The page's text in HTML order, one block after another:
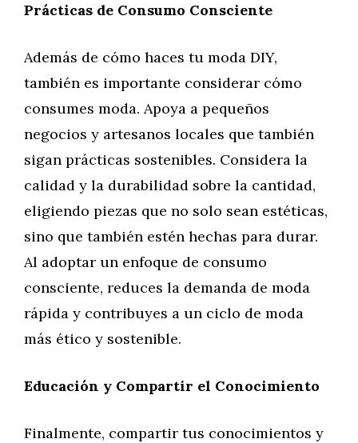
Prácticas de Consumo Consciente
Además de cómo haces tu moda DIY,
también es importante considerar cómo
consumes moda. Apoya a pequeños
negocios y artesanos locales que también
sigan prácticas sostenibles. Considera la
calidad y la durabilidad sobre la cantidad,
eligiendo piezas que no solo sean estéticas,
sino que también estén hechas para durar.
Al adoptar un enfoque de consumo
consciente, reduces la demanda de moda
rápida y contribuyes a un ciclo de moda
más ético y sostenible.
Educación y Compartir el Conocimiento
Finalmente, compartir tus conocimientos y